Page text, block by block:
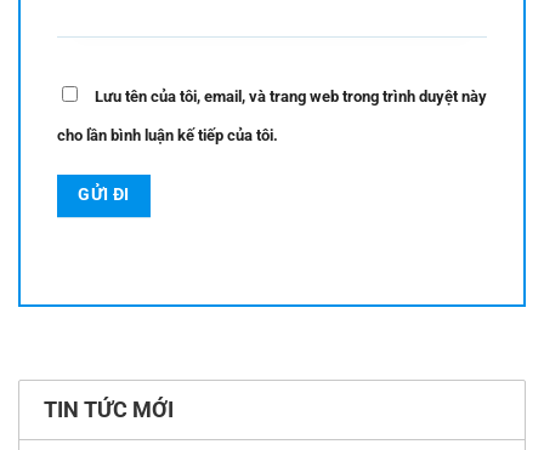
Lưu tên của tôi, email, và trang web trong trình duyệt này
cho lần bình luận kế tiếp của tôi.
TIN TỨC MỚI